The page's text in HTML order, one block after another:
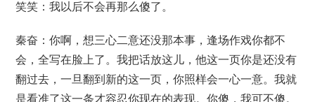
笑笑：我以后不会再那么傻了。
秦奋：你啊，想三心二意还没那本事，逢场作戏你都不
会，全写在脸上了。我把话放这儿，他这一页你是还没有
翻过去，一旦翻到新的这一页，你照样会一心一意。我就
是看准了这一条才容忍你现在的表现。你傻，我可不傻。